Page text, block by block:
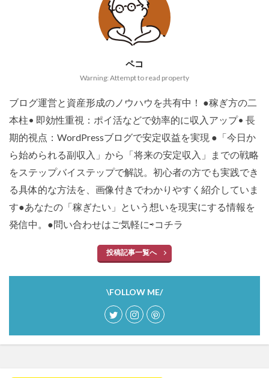
ペコ
Warning: Attempt to read property
ブログ運営と資産形成のノウハウを共有中！ ●稼ぎ方の二
本柱• 即効性重視：ポイ活などで効率的に収入アップ• 長
期的視点：WordPressブログで安定収益を実現 ●「今日か
ら始められる副収入」から「将来の安定収入」までの戦略
をステップバイステップで解説。初心者の方でも実践でき
る具体的な方法を、画像付きでわかりやすく紹介していま
す●あなたの「稼ぎたい」という想いを現実にする情報を
発信中。●問い合わせはご気軽に⇨コチラ
投稿記事一覧へ
\FOLLOW ME/